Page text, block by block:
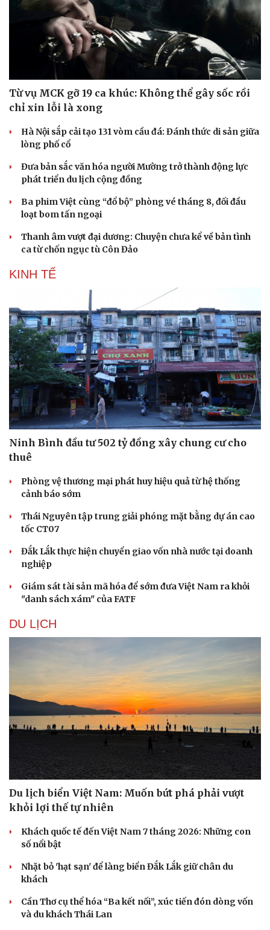
Du lịch
Tư vấn
Săn Tour
check-in
Podcast
Đọc truyện đêm khuya
Hạt giống tâm hồn
Từ vụ MCK gỡ 19 ca khúc: Không thể gây sốc rồi
chỉ xin lỗi là xong
Hà Nội sắp cải tạo 131 vòm cầu đá: Đánh thức di sản giữa
lòng phố cổ
Đưa bản sắc văn hóa người Mường trở thành động lực
phát triển du lịch cộng đồng
Ba phim Việt cùng “đổ bộ” phòng vé tháng 8, đối đầu
loạt bom tấn ngoại
Thanh âm vượt đại dương: Chuyện chưa kể về bản tình
ca từ chốn ngục tù Côn Đảo
KINH TẾ
Ninh Bình đầu tư 502 tỷ đồng xây chung cư cho
thuê
Phòng vệ thương mại phát huy hiệu quả từ hệ thống
cảnh báo sớm
Thái Nguyên tập trung giải phóng mặt bằng dự án cao
tốc CT07
Đắk Lắk thực hiện chuyển giao vốn nhà nước tại doanh
nghiệp
Giám sát tài sản mã hóa để sớm đưa Việt Nam ra khỏi
"danh sách xám" của FATF
DU LỊCH
Du lịch biển Việt Nam: Muốn bứt phá phải vượt
khỏi lợi thế tự nhiên
Khách quốc tế đến Việt Nam 7 tháng 2026: Những con
số nổi bật
Nhặt bỏ 'hạt sạn' để làng biển Đắk Lắk giữ chân du
khách
Cần Thơ cụ thể hóa “Ba kết nối”, xúc tiến đón dòng vốn
và du khách Thái Lan